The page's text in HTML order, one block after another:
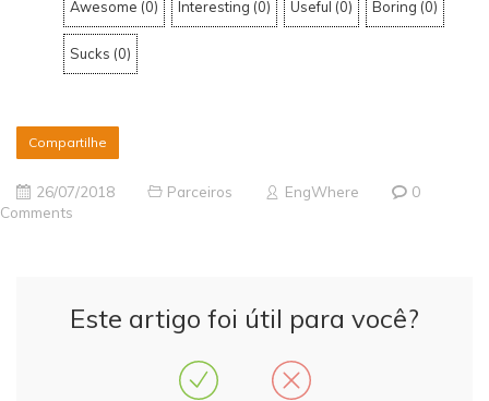
Awesome (0) Interesting (0) Useful (0) Boring (0)
Sucks (0)
Compartilhe
26/07/2018 Parceiros EngWhere
0
Comments
Este artigo foi útil para você?